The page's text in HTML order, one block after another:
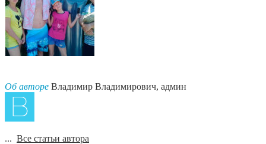
Об авторе Владимир Владимирович, админ
... Все статьи автора